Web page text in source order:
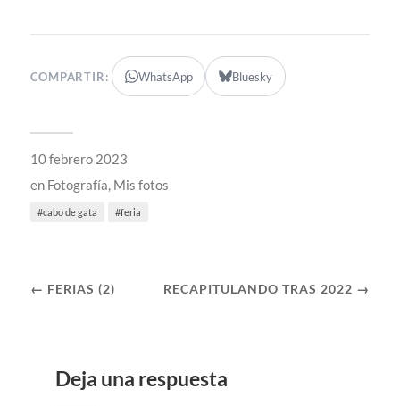
COMPARTIR: WhatsApp Bluesky
10 febrero 2023
en Fotografía, Mis fotos
cabo de gata feria
← FERIAS (2) RECAPITULANDO TRAS 2022 →
Deja una respuesta